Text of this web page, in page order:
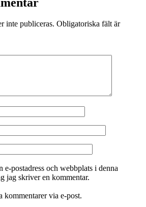
inte publiceras. Obligatoriska fält är
e-postadress och webbplats i denna
jag skriver en kommentar.
kommentarer via e-post.